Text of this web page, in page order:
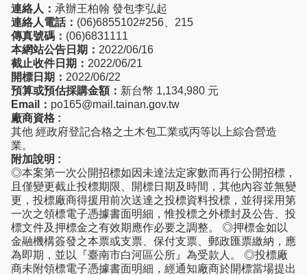
連絡人： 承辦王柏翰 發包李弘起
連絡人電話： (06)6855102#256、215
傳真號碼： (06)6831111
本網站公告日期： 2022/06/16
截止收件日期： 2022/06/21
開標日期： 2022/06/22
預算或預估採購金額： 新台幣 1,134,980 元
Email： po165@mail.tainan.gov.tw
廠商資格 :
其他 經政府登記合格之土木包工業或丙等以上綜合營造
業。
附加說明 :
◎本案第一次公開招標如因未達法定家數而再行公開招標，
且僅變更截止投標期限、開標日期及時間，其他內容並無變
更，投標廠商得援用前次送達之投標資料投標，並得採用第
一次之領標電子憑據書面明細，惟投標之外標封及公告、投
標文件及押標金之有效期應作必要之調整。 ◎押標金如以
金融機構簽發之本票或支票、保付支票、郵政匯票繳納，應
為即期，並以『臺南市白河區公所』為受款人。 ◎投標廠
商未附領標電子憑據書面明細，經通知廠商於開標當場提出